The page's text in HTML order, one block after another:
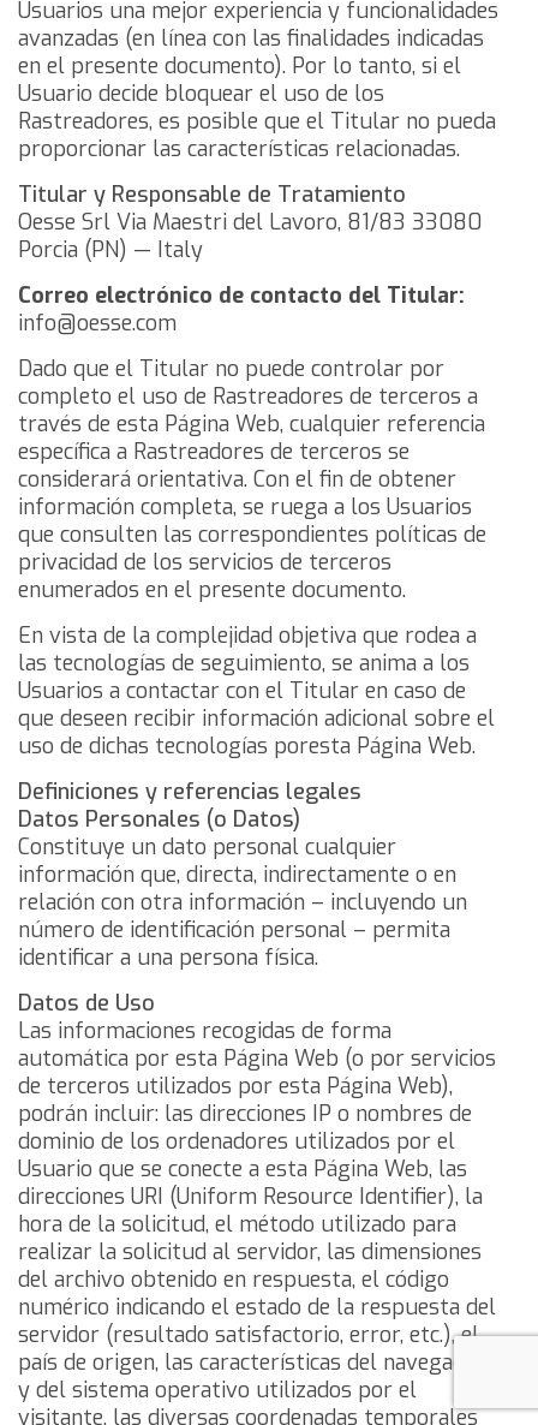
Usuarios una mejor experiencia y funcionalidades
avanzadas (en línea con las finalidades indicadas
en el presente documento). Por lo tanto, si el
Usuario decide bloquear el uso de los
Rastreadores, es posible que el Titular no pueda
proporcionar las características relacionadas.
Titular y Responsable de Tratamiento
Oesse Srl Via Maestri del Lavoro, 81/83 33080
Porcia (PN) — Italy
Correo electrónico de contacto del Titular:
info@oesse.com
Dado que el Titular no puede controlar por
completo el uso de Rastreadores de terceros a
través de esta Página Web, cualquier referencia
específica a Rastreadores de terceros se
considerará orientativa. Con el fin de obtener
información completa, se ruega a los Usuarios
que consulten las correspondientes políticas de
privacidad de los servicios de terceros
enumerados en el presente documento.
En vista de la complejidad objetiva que rodea a
las tecnologías de seguimiento, se anima a los
Usuarios a contactar con el Titular en caso de
que deseen recibir información adicional sobre el
uso de dichas tecnologías poresta Página Web.
Definiciones y referencias legales
Datos Personales (o Datos)
Constituye un dato personal cualquier
información que, directa, indirectamente o en
relación con otra información – incluyendo un
número de identificación personal – permita
identificar a una persona física.
Datos de Uso
Las informaciones recogidas de forma
automática por esta Página Web (o por servicios
de terceros utilizados por esta Página Web),
podrán incluir: las direcciones IP o nombres de
dominio de los ordenadores utilizados por el
Usuario que se conecte a esta Página Web, las
direcciones URI (Uniform Resource Identifier), la
hora de la solicitud, el método utilizado para
realizar la solicitud al servidor, las dimensiones
del archivo obtenido en respuesta, el código
numérico indicando el estado de la respuesta del
servidor (resultado satisfactorio, error, etc.), el
país de origen, las características del navegador
y del sistema operativo utilizados por el
visitante, las diversas coordenadas temporales